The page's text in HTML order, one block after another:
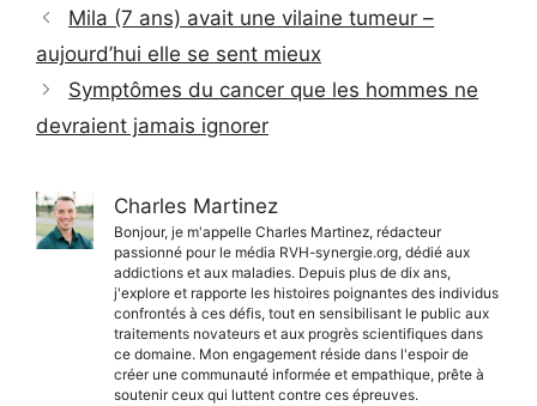
Mila (7 ans) avait une vilaine tumeur –
aujourd’hui elle se sent mieux
Symptômes du cancer que les hommes ne
devraient jamais ignorer
Charles Martinez
Bonjour, je m'appelle Charles Martinez, rédacteur
passionné pour le média RVH-synergie.org, dédié aux
addictions et aux maladies. Depuis plus de dix ans,
j'explore et rapporte les histoires poignantes des individus
confrontés à ces défis, tout en sensibilisant le public aux
traitements novateurs et aux progrès scientifiques dans
ce domaine. Mon engagement réside dans l'espoir de
créer une communauté informée et empathique, prête à
soutenir ceux qui luttent contre ces épreuves.